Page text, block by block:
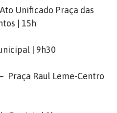
Unificado Praça das
| 15h
| 9h30
Praça Raul Leme-Centro